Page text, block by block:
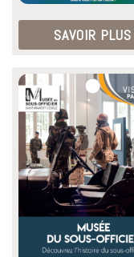
SAVOIR PLUS